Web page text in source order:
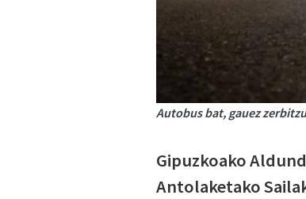
Autobus bat, gauez
Gipuzkoako
Antolaketako